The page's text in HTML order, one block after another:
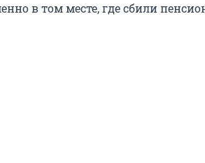
в том месте, где сбили